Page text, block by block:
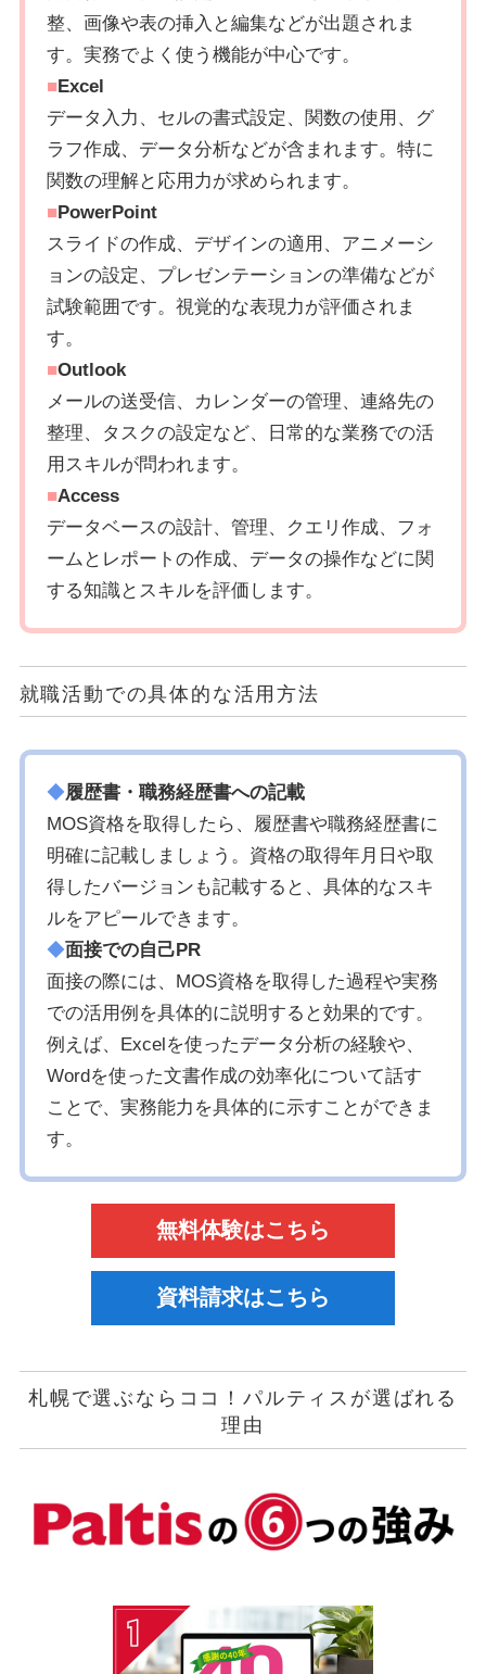
整、画像や表の挿入と編集などが出題されま
す。実務でよく使う機能が中心です。
■Excel
データ入力、セルの書式設定、関数の使用、グ
ラフ作成、データ分析などが含まれます。特に
関数の理解と応用力が求められます。
■PowerPoint
スライドの作成、デザインの適用、アニメーシ
ョンの設定、プレゼンテーションの準備などが
試験範囲です。視覚的な表現力が評価されま
す。
■Outlook
メールの送受信、カレンダーの管理、連絡先の
整理、タスクの設定など、日常的な業務での活
用スキルが問われます。
■Access
データベースの設計、管理、クエリ作成、フォ
ームとレポートの作成、データの操作などに関
する知識とスキルを評価します。
就職活動での具体的な活用方法
◆履歴書・職務経歴書への記載
MOS資格を取得したら、履歴書や職務経歴書に
明確に記載しましょう。資格の取得年月日や取
得したバージョンも記載すると、具体的なスキ
ルをアピールできます。
◆面接での自己PR
面接の際には、MOS資格を取得した過程や実務
での活用例を具体的に説明すると効果的です。
例えば、Excelを使ったデータ分析の経験や、
Wordを使った文書作成の効率化について話す
ことで、実務能力を具体的に示すことができま
す。
無料体験はこちら
資料請求はこちら
札幌で選ぶならココ！パルティスが選ばれる
理由